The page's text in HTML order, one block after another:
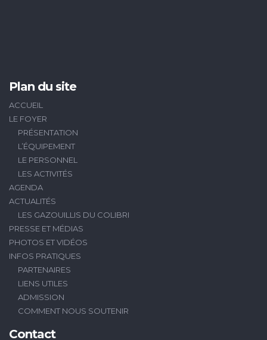
Plan du site
ACCUEIL
LE FOYER
PRÉSENTATION
L’ÉQUIPEMENT
LE PERSONNEL
LES ACTIVITÉS
AGENDA
ACTUALITÉS
LES GAZOUILLIS DU COLIBRI
PRESSE ET MÉDIAS
PHOTOS ET VIDÉOS
INFOS PRATIQUES
PARTENAIRES
LIENS UTILES
ADMISSION
COMMENT NOUS SOUTENIR
Contact